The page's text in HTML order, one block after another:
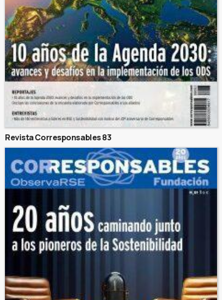
Revista Corresponsables 83